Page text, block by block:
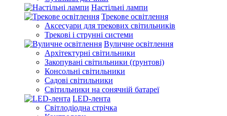
Настільні лампи
Трекове освітлення
Аксесуари для трекових світильників
Трекові і струнні системи
Вуличне освітлення
Архітектурні світильники
Закопувані світильники (ґрунтові)
Консольні світильники
Садові світильники
Світильники на сонячній батареї
LED-лента
Світлодіодна стрічка